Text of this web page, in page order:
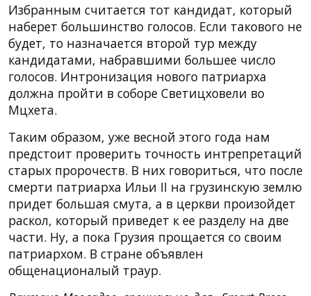
Избранным считается тот кандидат, который
наберет большинство голосов. Если такового не
будет, то назначается второй тур между
кандидатами, набравшими большее число
голосов. Интронизация нового патриарха
должна пройти в соборе Светицховели во
Мцхета.
Таким образом, уже весной этого года нам
предстоит проверить точность интрепретаций
старых пророчеств. В них говориться, что после
смерти патриарха Ильи II на грузинскую землю
придет большая смута, а в церкви произойдет
раскол, который приведет к ее разделу на две
части. Ну, а пока Грузия прощается со своим
патриархом. В стране объявлен
общенационалый траур.